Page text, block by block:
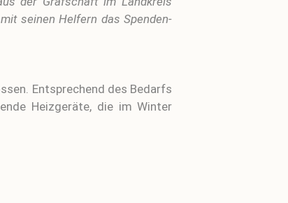
seinen Helfern das Spenden-
Entsprechend des Bedarfs
Heizgeräte, die im Winter